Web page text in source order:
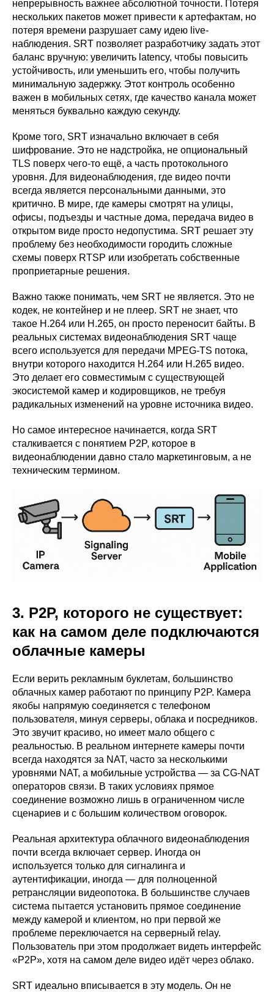
непрерывность важнее абсолютной точности. Потеря
нескольких пакетов может привести к артефактам, но
потеря времени разрушает саму идею live-
наблюдения. SRT позволяет разработчику задать этот
баланс вручную: увеличить latency, чтобы повысить
устойчивость, или уменьшить его, чтобы получить
минимальную задержку. Этот контроль особенно
важен в мобильных сетях, где качество канала может
меняться буквально каждую секунду.
Кроме того, SRT изначально включает в себя
шифрование. Это не надстройка, не опциональный
TLS поверх чего-то ещё, а часть протокольного
уровня. Для видеонаблюдения, где видео почти
всегда является персональными данными, это
критично. В мире, где камеры смотрят на улицы,
офисы, подъезды и частные дома, передача видео в
открытом виде просто недопустима. SRT решает эту
проблему без необходимости городить сложные
схемы поверх RTSP или изобретать собственные
проприетарные решения.
Важно также понимать, чем SRT не является. Это не
кодек, не контейнер и не плеер. SRT не знает, что
такое H.264 или H.265, он просто переносит байты. В
реальных системах видеонаблюдения SRT чаще
всего используется для передачи MPEG-TS потока,
внутри которого находится H.264 или H.265 видео.
Это делает его совместимым с существующей
экосистемой камер и кодировщиков, не требуя
радикальных изменений на уровне источника видео.
Но самое интересное начинается, когда SRT
сталкивается с понятием P2P, которое в
видеонаблюдении давно стало маркетинговым, а не
техническим термином.
3. P2P, которого не существует:
как на самом деле подключаются
облачные камеры
Если верить рекламным буклетам, большинство
облачных камер работают по принципу P2P. Камера
якобы напрямую соединяется с телефоном
пользователя, минуя серверы, облака и посредников.
Это звучит красиво, но имеет мало общего с
реальностью. В реальном интернете камеры почти
всегда находятся за NAT, часто за несколькими
уровнями NAT, а мобильные устройства — за CG-NAT
операторов связи. В таких условиях прямое
соединение возможно лишь в ограниченном числе
сценариев и с большим количеством оговорок.
Реальная архитектура облачного видеонаблюдения
почти всегда включает сервер. Иногда он
используется только для сигналинга и
аутентификации, иногда — для полноценной
ретрансляции видеопотока. В большинстве случаев
система пытается установить прямое соединение
между камерой и клиентом, но при первой же
проблеме переключается на серверный relay.
Пользователь при этом продолжает видеть интерфейс
«P2P», хотя на самом деле видео идёт через облако.
SRT идеально вписывается в эту модель. Он не